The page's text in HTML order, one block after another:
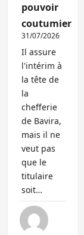
pouvoir
coutumier
31/07/2026
Il assure
l'intérim à
la tête de
la
chefferie
de Bavira,
mais il ne
veut pas
que le
titulaire
soit…